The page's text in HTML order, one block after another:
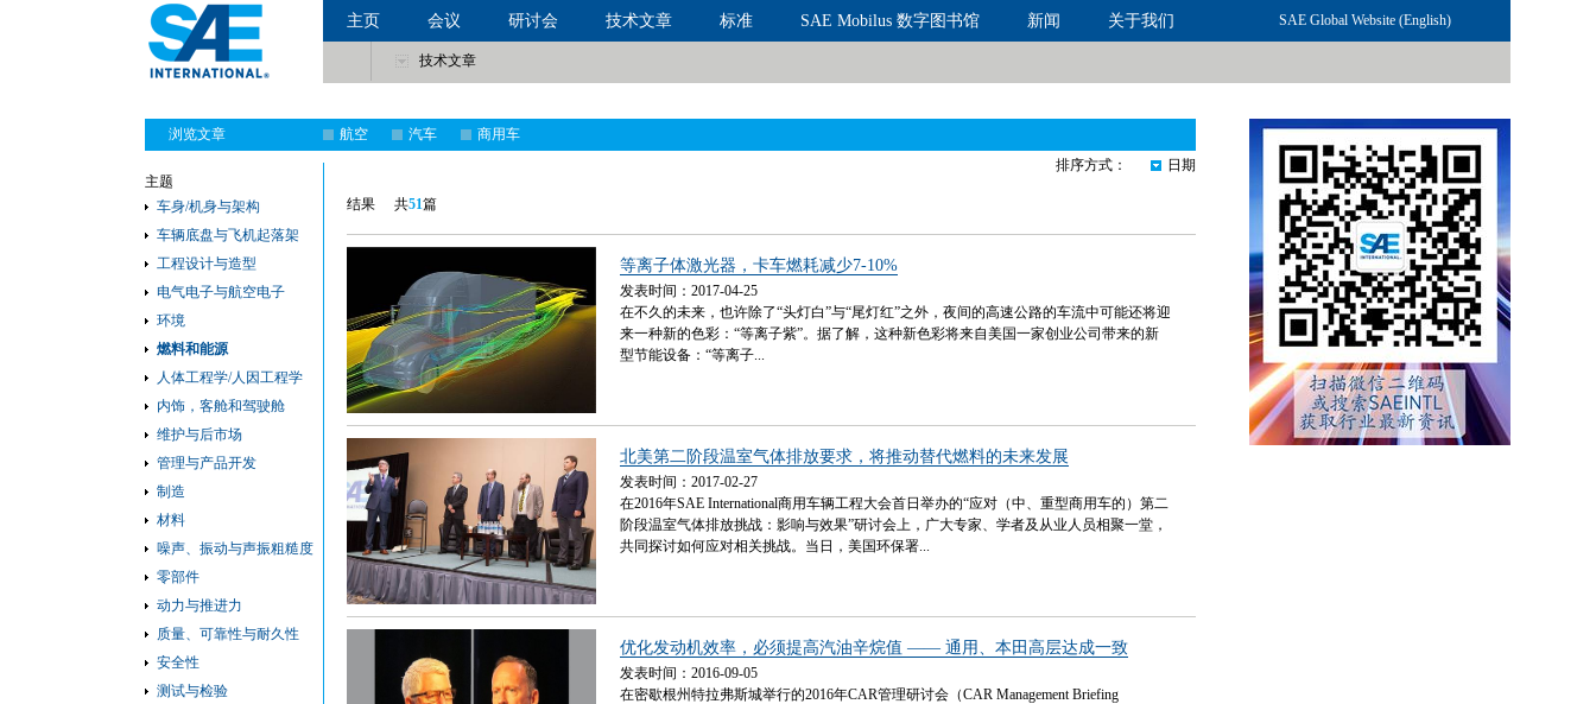
主页 会议 研讨会 技术文章 标准 SAE Mobilus 数字图书馆 新闻 关于我们 联系我们
技术文章
SAE Global Website (English)
浏览文章 航空 汽车
商用车
排序方式：
日期
主题
车身/机身与架构
车辆底盘与飞机起落架
工程设计与造型
电气电子与航空电子
环境
燃料和能源
人体工程学/人因工程学
内饰，客舱和驾驶舱
维护与后市场
管理与产品开发
制造
材料
噪声、振动与声振粗糙度
零部件
动力与推进力
质量、可靠性与耐久性
安全性
测试与检验
结果 共51篇
等离子体激光器，卡车燃耗减少7-10%
发表时间：2017-04-25
在不久的未来，也许除了“头灯白”与“尾灯红”之外，夜间的高速公路的车流中可能还将迎
来一种新的色彩：“等离子紫”。据了解，这种新色彩将来自美国一家创业公司带来的新
型节能设备：“等离子...
北美第二阶段温室气体排放要求，将推动替代燃料的未来发展
发表时间：2017-02-27
在2016年SAE International商用车辆工程大会首日举办的“应对（中、重型商用车的）第二
阶段温室气体排放挑战：影响与效果”研讨会上，广大专家、学者及从业人员相聚一堂，
共同探讨如何应对相关挑战。当日，美国环保署...
优化发动机效率，必须提高汽油辛烷值 —— 通用、本田高层达成一致
发表时间：2016-09-05
在密歇根州特拉弗斯城举行的2016年CAR管理研讨会（CAR Management Briefing